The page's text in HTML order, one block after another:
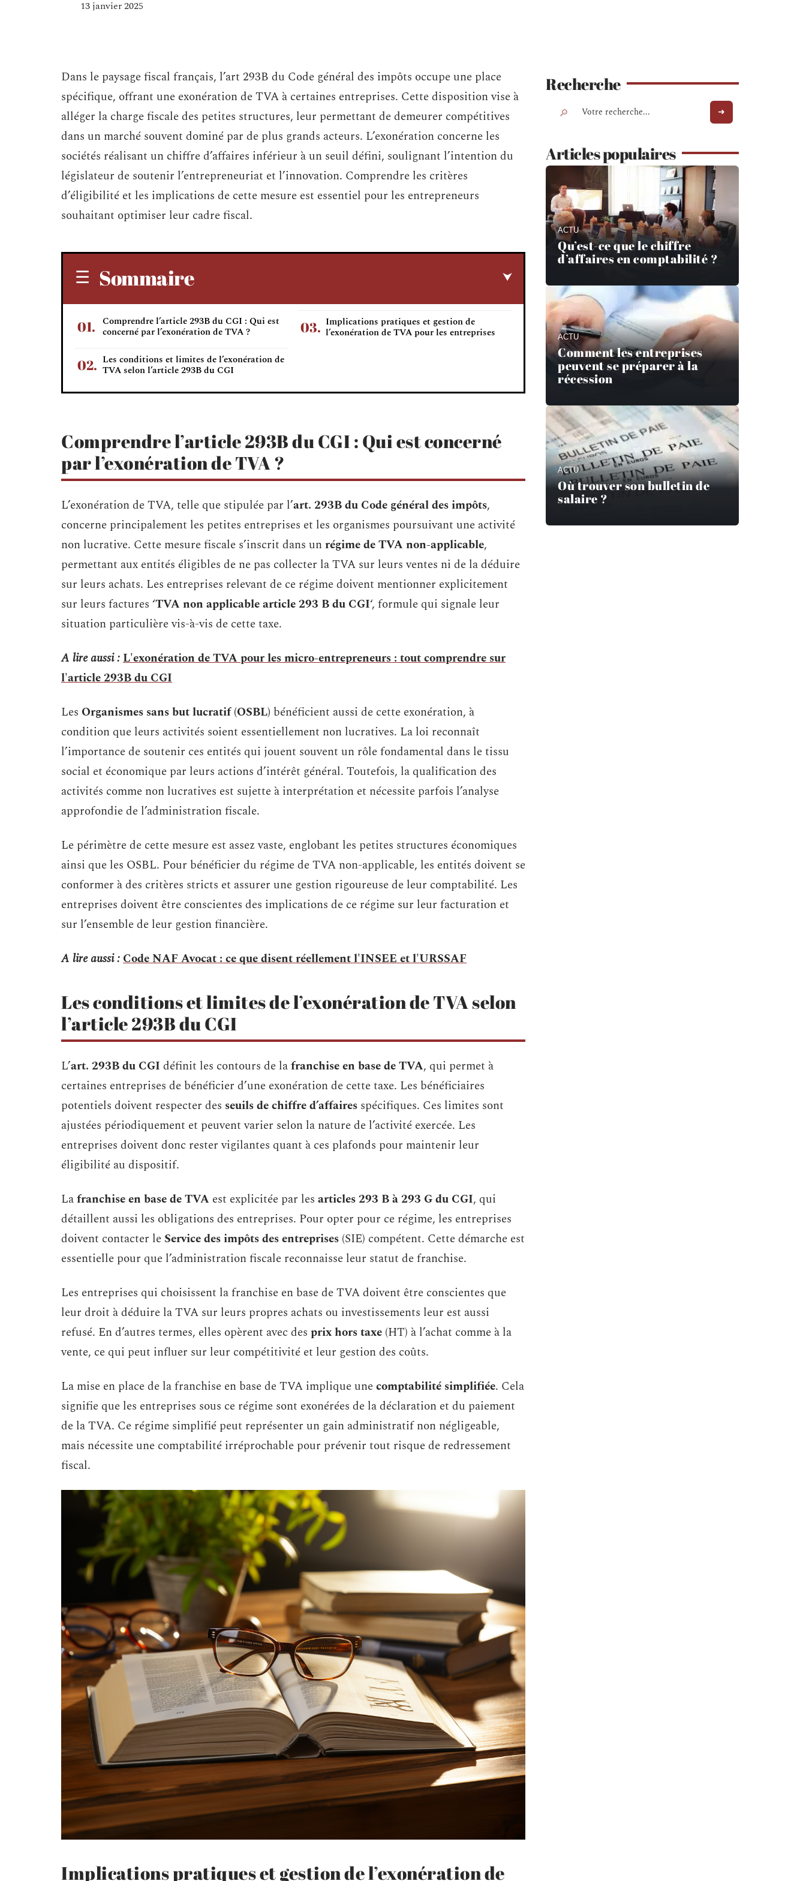
13 janvier 2025
Dans le paysage fiscal français, l’art 293B du Code général des impôts occupe une place
spécifique, offrant une exonération de TVA à certaines entreprises. Cette disposition vise à
alléger la charge fiscale des petites structures, leur permettant de demeurer compétitives
dans un marché souvent dominé par de plus grands acteurs. L’exonération concerne les
sociétés réalisant un chiffre d’affaires inférieur à un seuil défini, soulignant l’intention du
législateur de soutenir l’entrepreneuriat et l’innovation. Comprendre les critères
d’éligibilité et les implications de cette mesure est essentiel pour les entrepreneurs
souhaitant optimiser leur cadre fiscal.
Sommaire
Comprendre l’article 293B du CGI : Qui est
concerné par l’exonération de TVA ?
Les conditions et limites de l’exonération de
TVA selon l’article 293B du CGI
Implications pratiques et gestion de
l’exonération de TVA pour les entreprises
Comprendre l’article 293B du CGI : Qui est concerné
par l’exonération de TVA ?
L’exonération de TVA, telle que stipulée par l’art. 293B du Code général des impôts,
concerne principalement les petites entreprises et les organismes poursuivant une activité
non lucrative. Cette mesure fiscale s’inscrit dans unrégime de TVA non-applicable,
permettant aux entités éligibles de ne pas collecter la TVA sur leurs ventes ni de la déduire
sur leurs achats. Les entreprises relevant de ce régime doivent mentionner explicitement
sur leurs factures ‘TVA non applicable article 293 B du CGI‘, formule qui signale leur
situation particulière vis-à-vis de cette taxe.
A lire aussi :L'exonération de TVA pour les micro-entrepreneurs : tout comprendre sur
l'article 293B du CGI
Les Organismes sans but lucratif (OSBL) bénéficient aussi de cette exonération, à
condition que leurs activités soient essentiellement non lucratives. La loi reconnaît
l’importance de soutenir ces entités qui jouent souvent un rôle fondamental dans le tissu
social et économique par leurs actions d’intérêt général. Toutefois, la qualification des
activités comme non lucratives est sujette à interprétation et nécessite parfois l’analyse
approfondie de l’administration fiscale.
Le périmètre de cette mesure est assez vaste, englobant les petites structures économiques
ainsi que les OSBL. Pour bénéficier du régime de TVA non-applicable, les entités doivent se
conformer à des critères stricts et assurer une gestion rigoureuse de leur comptabilité. Les
entreprises doivent être conscientes des implications de ce régime sur leur facturation et
sur l’ensemble de leur gestion financière.
A lire aussi :Code NAF Avocat : ce que disent réellement l'INSEE et l'URSSAF
Les conditions et limites de l’exonération de TVA selon
l’article 293B du CGI
L’art. 293B du CGI définit les contours de lafranchise en base de TVA, qui permet à
certaines entreprises de bénéficier d’une exonération de cette taxe. Les bénéficiaires
potentiels doivent respecter des seuils de chiffre d’affaires spécifiques. Ces limites sont
ajustées périodiquement et peuvent varier selon la nature de l’activité exercée. Les
entreprises doivent donc rester vigilantes quant à ces plafonds pour maintenir leur
éligibilité au dispositif.
Lafranchise en base de TVA est explicitée par les articles 293 B à 293 G du CGI, qui
détaillent aussi les obligations des entreprises. Pour opter pour ce régime, les entreprises
doivent contacter le Service des impôts des entreprises (SIE) compétent. Cette démarche est
essentielle pour que l’administration fiscale reconnaisse leur statut de franchise.
Les entreprises qui choisissent la franchise en base de TVA doivent être conscientes que
leur droit à déduire la TVA sur leurs propres achats ou investissements leur est aussi
refusé. En d’autres termes, elles opèrent avec des prix hors taxe (HT) à l’achat comme à la
vente, ce qui peut influer sur leur compétitivité et leur gestion des coûts.
La mise en place de la franchise en base de TVA implique unecomptabilité simplifiée. Cela
signifie que les entreprises sous ce régime sont exonérées de la déclaration et du paiement
de la TVA. Ce régime simplifié peut représenter un gain administratif non négligeable,
mais nécessite une comptabilité irréprochable pour prévenir tout risque de redressement
fiscal.
Implications pratiques et gestion de l’exonération de
Recherche
Articles populaires
ACTU
Qu’est-ce que le chiffre
d’affaires en comptabilité ?
ACTU
Comment les entreprises
peuvent se préparer à la
récession
ACTU
Où trouver son bulletin de
salaire ?